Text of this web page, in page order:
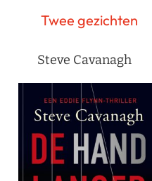
Twee gezichten
Steve Cavanagh